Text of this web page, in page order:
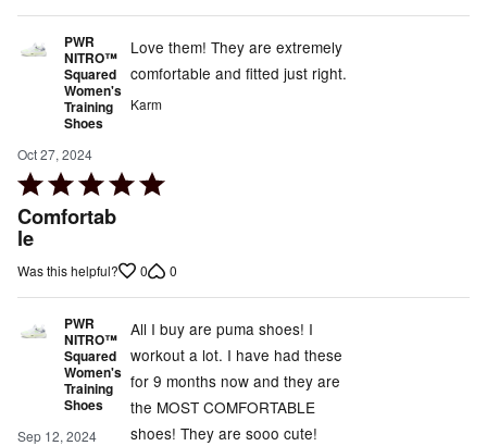
PWR
NITRO™
Squared
Women's
Training
Shoes
Oct 27, 2024
Rated
5
out
of
Comfortab
le
Love them! They are extremely
comfortable and fitted just right.
Karm
Was this helpful? 0 0
PWR
NITRO™
Squared
Women's
Training
Shoes
Sep 12, 2024
All I buy are puma shoes! I
workout a lot. I have had these
for 9 months now and they are
the MOST COMFORTABLE
shoes! They are sooo cute!